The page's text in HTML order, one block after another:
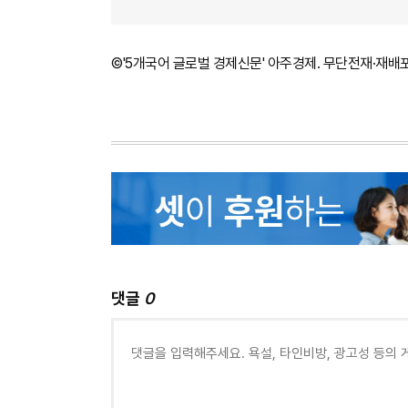
©'5개국어 글로벌 경제신문' 아주경제. 무단전재·재배
댓글 0